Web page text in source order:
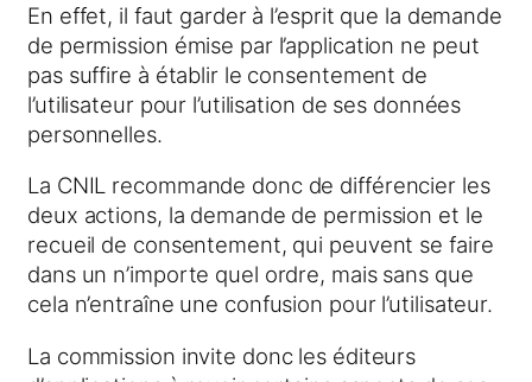
En effet, il faut garder à l’esprit que la demande
de permission émise par l’application ne peut
pas suffire à établir le consentement de
l’utilisateur pour l’utilisation de ses données
personnelles.
La CNIL recommande donc de différencier les
deux actions, la demande de permission et le
recueil de consentement, qui peuvent se faire
dans un n’importe quel ordre, mais sans que
cela n’entraîne une confusion pour l’utilisateur.
La commission invite donc les éditeurs